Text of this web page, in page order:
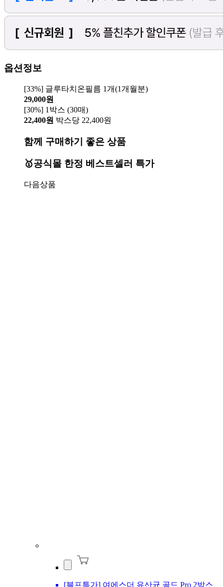
옵션정보
[33%] 글루타치온필름 1개(1개월분)
29,000원
[30%] 1박스 (30매)
22,400원 박스당 22,400원
함께 구매하기 좋은 상품
🥇공식몰 한정 베스트셀러 특가
다음상품
[블프특가] 여에스더 유산균 골드 Pro 2박스